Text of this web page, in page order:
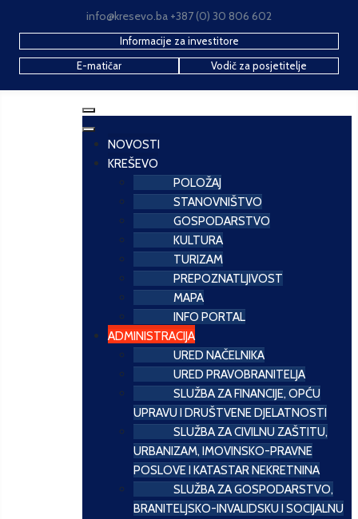
info@kresevo.ba +387 (0) 30 806 602
Informacije za investitore
E-matičar
Vodič za posjetitelje
NOVOSTI
KREŠEVO
POLOŽAJ
STANOVNIŠTVO
GOSPODARSTVO
KULTURA
TURIZAM
PREPOZNATLJIVOST
MAPA
INFO PORTAL
ADMINISTRACIJA
URED NAČELNIKA
URED PRAVOBRANITELJA
SLUŽBA ZA FINANCIJE, OPĆU
UPRAVU I DRUŠTVENE DJELATNOSTI
SLUŽBA ZA CIVILNU ZAŠTITU,
URBANIZAM, IMOVINSKO-PRAVNE
POSLOVE I KATASTAR NEKRETNINA
SLUŽBA ZA GOSPODARSTVO,
BRANITELJSKO-INVALIDSKU I SOCIJALNU